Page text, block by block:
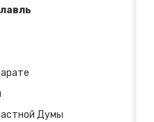
Думы